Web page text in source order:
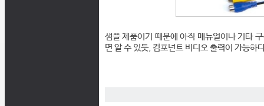
샘플 제품이기 때문에 아직 매뉴얼이나 기타
면 알 수 있듯, 컴포넌트 비디오 출력이 가능하